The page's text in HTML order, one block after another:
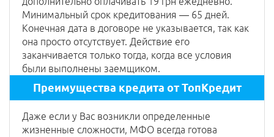
Минимальный срок кредитования — 65 дней.
Конечная дата в договоре не указывается, так как
она просто отсутствует. Действие его
заканчивается только тогда, когда все условия
были выполнены заемщиком.
Преимущества кредита от ТопКредит
Даже если у Вас возникли определенные
жизненные сложности, МФО всегда готова